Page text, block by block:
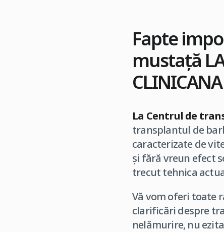
Fapte
mustață
La Centrul de
transplantul de
caracterizate de
și fără vreun efect
trecut tehnica
Vă vom oferi toate
clarificări despre
nelămurire, nu